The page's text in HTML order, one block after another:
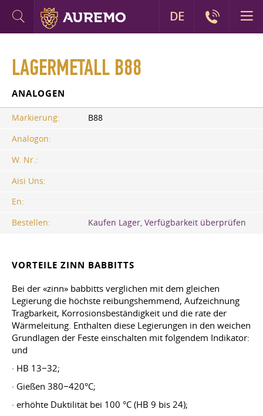
LAGERMETALL B88
ANALOGEN
Markierung:
B88
Analogon:
W. Nr.:
Aisi Uns:
En:
Bestellen:
Kaufen Lager, Verfügbarkeit überprüfen
VORTEILE ZINN BABBITTS
Bei der «zinn» babbitts verglichen mit dem gleichen
Legierung die höchste reibungshemmend, Aufzeichnung
Tragbarkeit, Korrosionsbeständigkeit und die rate der
Wärmeleitung. Enthalten diese Legierungen in den weichen
Grundlagen der Feste einschalten mit folgendem Indikator:
und
· HB 13−32;
· Gießen 380−420°C;
· erhöhte Duktilität bei 100 °C (HB 9 bis 24);
DE